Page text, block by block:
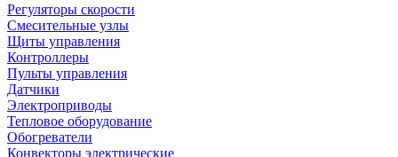
Регуляторы скорости
Смесительные узлы
Щиты управления
Контроллеры
Пульты управления
Датчики
Электроприводы
Тепловое оборудование
Обогреватели
Конвекторы электрические